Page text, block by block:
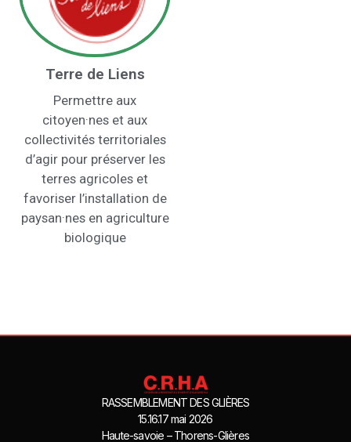
Terre de Liens
Permettre aux
citoyen·nes et aux
collectivités territoriales
d’agir pour préserver les
terres agricoles et
favoriser l’installation de
paysan·nes en agriculture
biologique
RASSEMBLEMENT DES GLIÈRES
15.16.17 mai 2026
Haute-savoie – Thorens-Glières